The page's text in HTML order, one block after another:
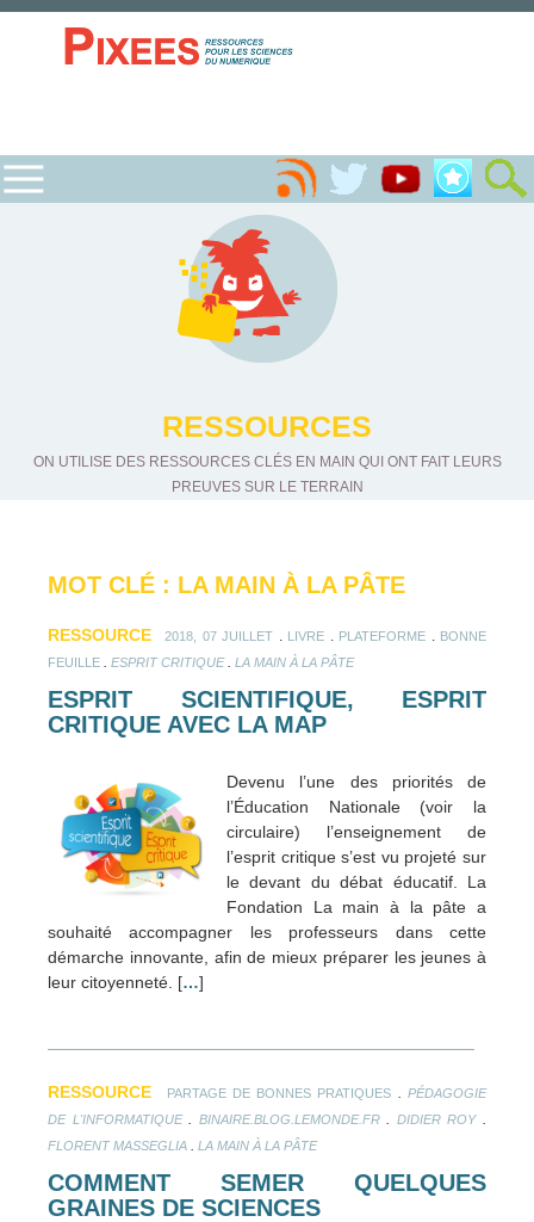
RESSOURCES
ON UTILISE DES RESSOURCES CLÉS EN MAIN QUI ONT FAIT LEURS
PREUVES SUR LE TERRAIN
MOT CLÉ : LA MAIN À LA PÂTE
RESSOURCE 2018, 07 JUILLET LIVRE PLATEFORME
BONNE
FEUILLE
ESPRIT CRITIQUE. LA MAIN À LA PÂTE
ESPRIT SCIENTIFIQUE, ESPRIT
CRITIQUE AVEC LA MAP
Devenu l’une des priorités de
l’Éducation Nationale (voir la
circulaire) l’enseignement de
l’esprit critique s’est vu projeté sur
le devant du débat éducatif. La
Fondation La main à la pâte a
souhaité accompagner les professeurs dans cette
démarche innovante, afin de mieux préparer les jeunes à
leur citoyenneté. […]
RESSOURCE PARTAGE DE BONNES PRATIQUES
PÉDAGOGIE
DE L'INFORMATIQUE. BINAIRE.BLOG.LEMONDE.FR. DIDIER ROY.
FLORENT MASSEGLIA LA MAIN À LA PÂTE
COMMENT SEMER QUELQUES
GRAINES DE SCIENCES